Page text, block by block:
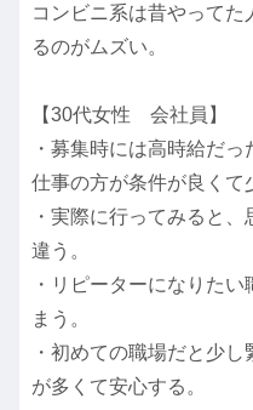
コンビニ系は昔やってた
るのがムズい。
【30代女性 会社員】
・募集時には高時給だ
仕事の方が条件が良くて
・実際に行ってみると
違う。
・リピーターになりた
まう。
・初めての職場だと少
が多くて安心する。